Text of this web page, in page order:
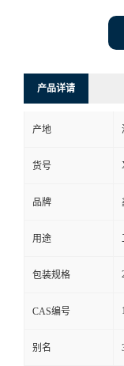
产品详请
产地
货号
品牌
用途
包装规格
CAS编号
别名